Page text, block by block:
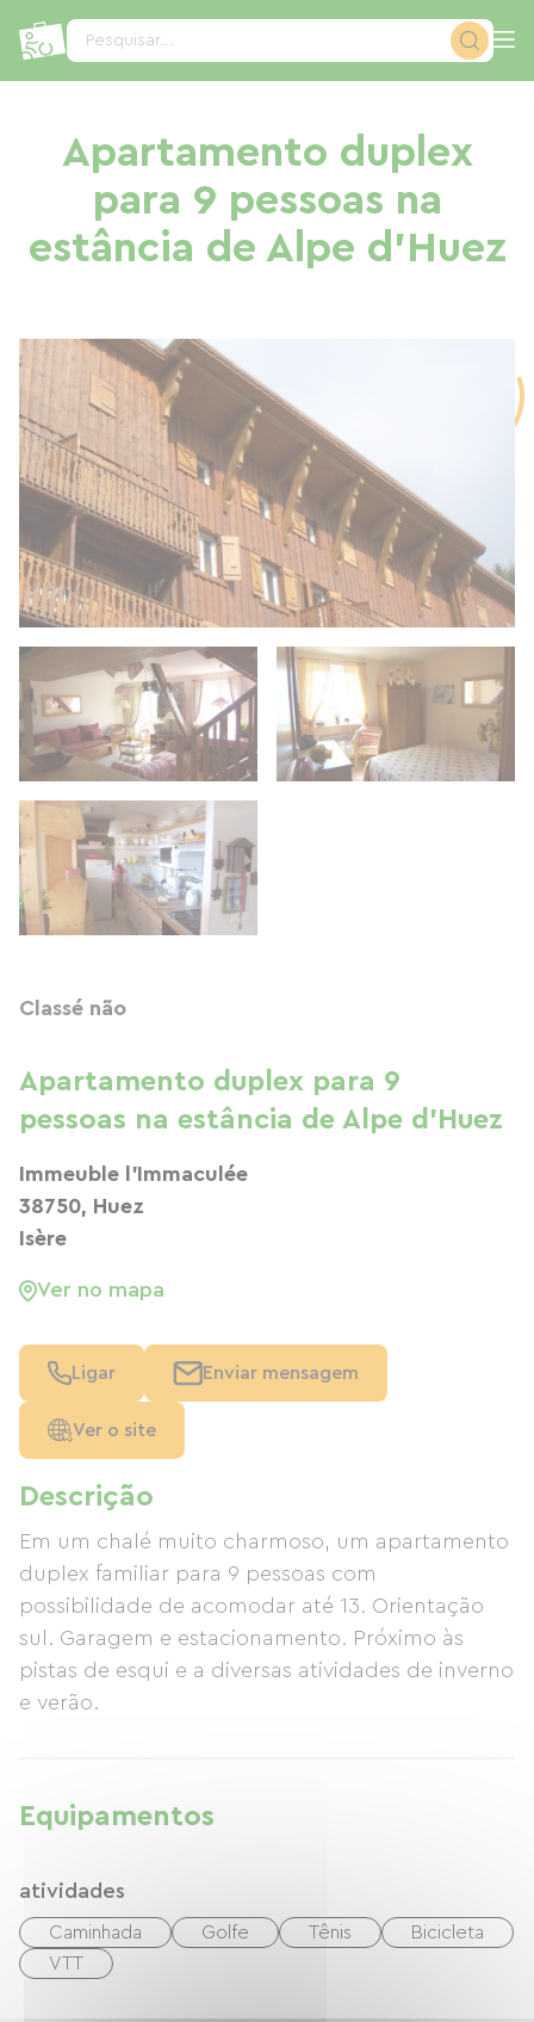
Pesquisar...
Apartamento duplex
para 9 pessoas na
estância de Alpe d'Huez
Descrição
Em um chalé muito charmoso, um apartamento
duplex familiar para 9 pessoas com
possibilidade de acomodar até 13. Orientação
sul. Garagem e estacionamento. Próximo às
pistas de esqui e a diversas atividades de inverno
e verão.
Equipamentos
atividades
Caminhada Golfe Tênis
Bicicleta
VTT
Classé não
Apartamento duplex para 9
pessoas na estância de Alpe d'Huez
Immeuble l'Immaculée
38750, Huez
Isère
Ver no mapa
Ligar Enviar mensagem
Ver o site
Painel de Gerenciamento de Cookies